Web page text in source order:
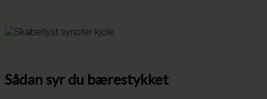
Sådan syr du bærestykket